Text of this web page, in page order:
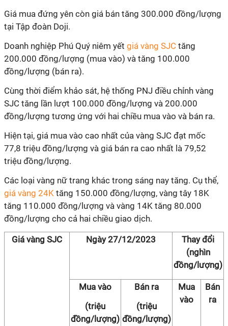
Giá mua đứng yên còn giá bán tăng 300.000 đồng/lượng
tại Tập đoàn Doji.
Doanh nghiệp Phú Quý niêm yết giá vàng SJC tăng
200.000 đồng/lượng (mua vào) và tăng 100.000
đồng/lượng (bán ra).
Cùng thời điểm khảo sát, hệ thống PNJ điều chỉnh vàng
SJC tăng lần lượt 100.000 đồng/lượng và 200.000
đồng/lượng tương ứng với hai chiều mua vào và bán ra.
Hiện tại, giá mua vào cao nhất của vàng SJC đạt mốc
77,8 triệu đồng/lượng và giá bán ra cao nhất là 79,52
triệu đồng/lượng.
Các loại vàng nữ trang khác trong sáng nay tăng. Cụ thể,
giá vàng 24K tăng 150.000 đồng/lượng, vàng tây 18K
tăng 110.000 đồng/lượng và vàng 14K tăng 80.000
đồng/lượng cho cả hai chiều giao dịch.
Giá vàng SJC Ngày 27/12/2023
Thay đổi
(nghìn
đồng/lượng)
Mua vào
(triệu
đồng/lượng)
Bán ra
(triệu
đồng/lượng)
Mua
vào
Bán
ra